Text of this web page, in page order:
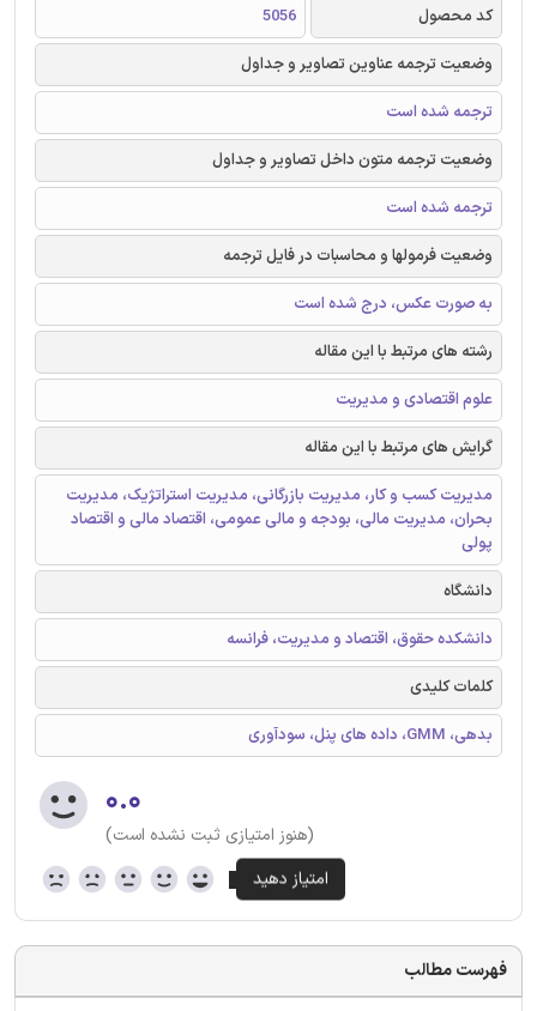
کد محصول
5056
وضعیت ترجمه عناوین تصاویر و جداول
ترجمه شده است
وضعیت ترجمه متون داخل تصاویر و جداول
ترجمه شده است
وضعیت فرمولها و محاسبات در فایل ترجمه
به صورت عکس، درج شده است
رشته های مرتبط با این مقاله
علوم اقتصادی و مدیریت
گرایش های مرتبط با این مقاله
مدیریت کسب و کار، مدیریت بازرگانی، مدیریت استراتژیک، مدیریت
بحران، مدیریت مالی، بودجه و مالی عمومی، اقتصاد مالی و اقتصاد
پولی
دانشگاه
دانشکده حقوق، اقتصاد و مدیریت، فرانسه
کلمات کلیدی
بدهی، GMM، داده های پنل، سودآوری
۰.۰
(هنوز امتیازی ثبت نشده است)
فهرست مطالب